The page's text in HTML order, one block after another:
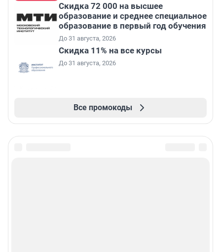
Скидка 72 000 на высшее
образование и среднее специальное
образование в первый год обучения
До 31 августа, 2026
Скидка 11% на все курсы
До 31 августа, 2026
Все промокоды